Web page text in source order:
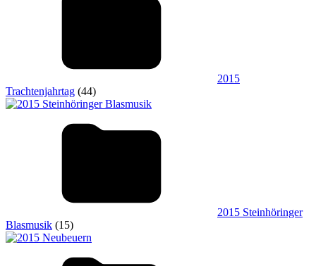
2015
Trachtenjahrtag (44)
2015 Steinhöringer
Blasmusik (15)